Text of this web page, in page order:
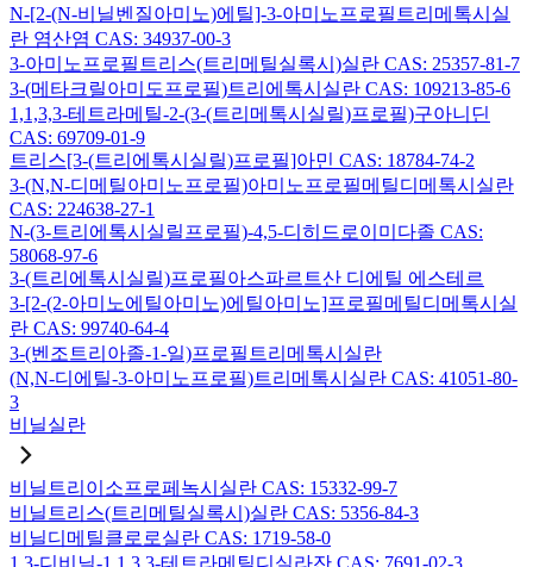
N-[2-(N-비닐벤질아미노)에틸]-3-아미노프로필트리메톡시실
란 염산염 CAS: 34937-00-3
3-아미노프로필트리스(트리메틸실록시)실란 CAS: 25357-81-7
3-(메타크릴아미도프로필)트리에톡시실란 CAS: 109213-85-6
1,1,3,3-테트라메틸-2-(3-(트리메톡시실릴)프로필)구아니딘
CAS: 69709-01-9
트리스[3-(트리에톡시실릴)프로필]아민 CAS: 18784-74-2
3-(N,N-디메틸아미노프로필)아미노프로필메틸디메톡시실란
CAS: 224638-27-1
N-(3-트리에톡시실릴프로필)-4,5-디히드로이미다졸 CAS:
58068-97-6
3-(트리에톡시실릴)프로필아스파르트산 디에틸 에스테르
3-[2-(2-아미노에틸아미노)에틸아미노]프로필메틸디메톡시실
란 CAS: 99740-64-4
3-(벤조트리아졸-1-일)프로필트리메톡시실란
(N,N-디에틸-3-아미노프로필)트리메톡시실란 CAS: 41051-80-
3
비닐실란
비닐트리이소프로페녹시실란 CAS: 15332-99-7
비닐트리스(트리메틸실록시)실란 CAS: 5356-84-3
비닐디메틸클로로실란 CAS: 1719-58-0
1,3-디비닐-1,1,3,3-테트라메틸디실라잔 CAS: 7691-02-3